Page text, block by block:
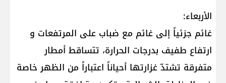
الأربعاء:
غائم جزئياً إلى غائم مع ضباب على المرتفعات و
ارتفاع طفيف بدرجات الحرارة، تتساقط أمطار
متفرقة تشتدّ غزارتها أحياناً اعتباراً من الظهر خاصة